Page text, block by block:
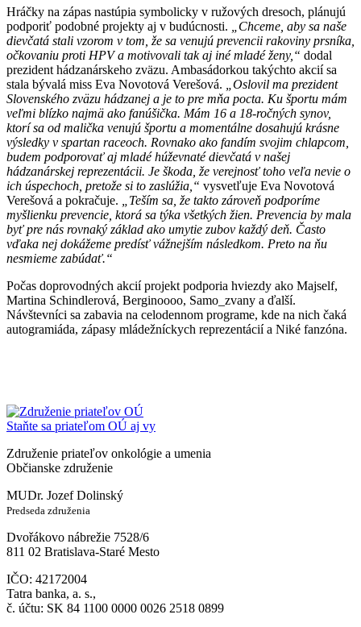
Hráčky na zápas nastúpia symbolicky v ružových dresoch, plánujú
podporiť podobné projekty aj v budúcnosti.
„Chceme, aby sa naše
dievčatá stali vzorom v tom, že sa venujú prevencii rakoviny prsníka,
očkovaniu proti HPV a motivovali tak aj iné mladé ženy,“ dodal
prezident hádzanárskeho zväzu. Ambasádorkou takýchto akcií sa
stala bývalá miss Eva Novotová Verešová.
„Oslovil ma prezident
Slovenského zväzu hádzanej a je to pre mňa pocta. Ku športu mám
veľmi blízko najmä ako fanúšička. Mám 16 a 18-ročných synov,
ktorí sa od malička venujú športu a momentálne dosahujú krásne
výsledky v spartan raceoch. Rovnako ako fandím svojim chlapcom,
budem podporovať aj mladé húževnaté dievčatá v našej
hádzanárskej reprezentácii. Je škoda, že verejnosť toho veľa nevie o
ich úspechoch, pretože si to zaslúžia,“ vysvetľuje Eva Novotová
Verešová a pokračuje.
„Teším sa, že takto zároveň podporíme
myšlienku prevencie, ktorá sa týka všetkých žien. Prevencia by mala
byť pre nás rovnaký základ ako umytie zubov každý deň. Často
vďaka nej dokážeme predísť vážnejším následkom. Preto na ňu
nesmieme zabúdať.“
Počas doprovodných akcií projekt podporia hviezdy ako Majself,
Martina Schindlerová, Berginoooo, Samo_zvany a ďalší.
Návštevníci sa zabavia na celodennom programe, kde na nich čaká
autogramiáda, zápasy mládežníckych reprezentácií a Niké fanzóna.
Staňte sa priateľom OÚ aj vy
Združenie priateľov onkológie a umenia
Občianske združenie
MUDr. Jozef Dolinský
Predseda združenia
Dvořákovo nábrežie 7528/6
811 02 Bratislava-Staré Mesto
IČO: 42172004
Tatra banka, a. s.,
č. účtu: SK 84 1100 0000 0026 2518 0899